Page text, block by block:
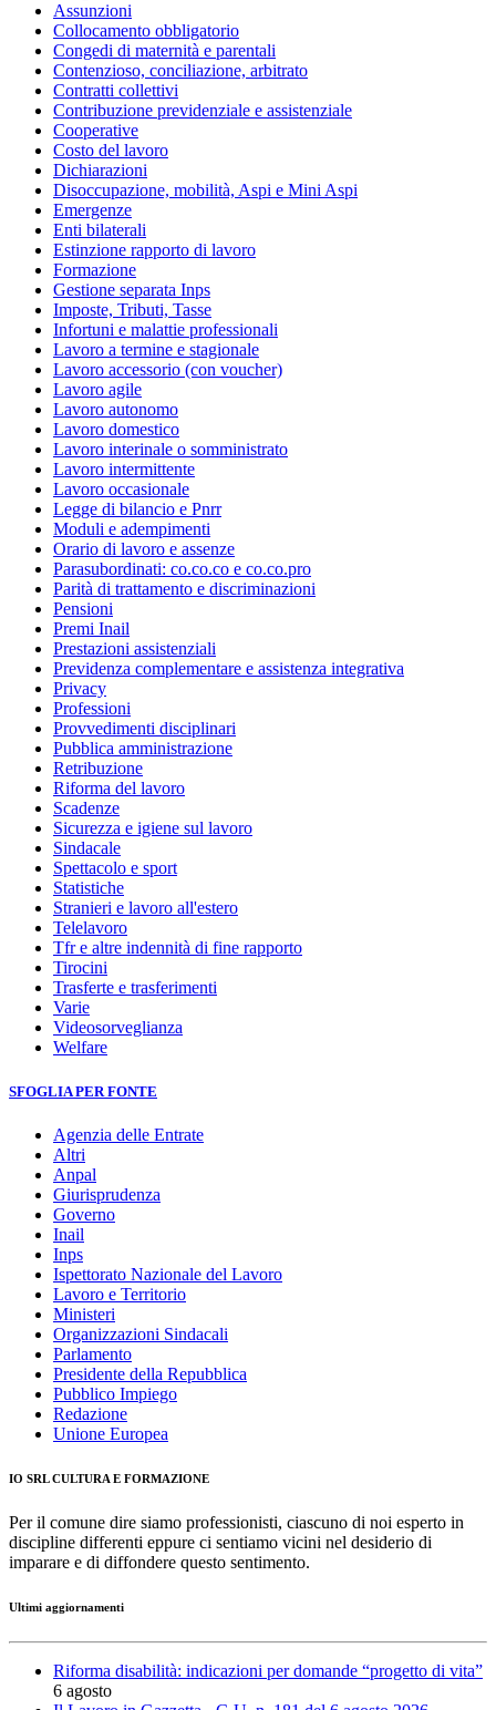
Assunzioni
Collocamento obbligatorio
Congedi di maternità e parentali
Contenzioso, conciliazione, arbitrato
Contratti collettivi
Contribuzione previdenziale e assistenziale
Cooperative
Costo del lavoro
Dichiarazioni
Disoccupazione, mobilità, Aspi e Mini Aspi
Emergenze
Enti bilaterali
Estinzione rapporto di lavoro
Formazione
Gestione separata Inps
Imposte, Tributi, Tasse
Infortuni e malattie professionali
Lavoro a termine e stagionale
Lavoro accessorio (con voucher)
Lavoro agile
Lavoro autonomo
Lavoro domestico
Lavoro interinale o somministrato
Lavoro intermittente
Lavoro occasionale
Legge di bilancio e Pnrr
Moduli e adempimenti
Orario di lavoro e assenze
Parasubordinati: co.co.co e co.co.pro
Parità di trattamento e discriminazioni
Pensioni
Premi Inail
Prestazioni assistenziali
Previdenza complementare e assistenza integrativa
Privacy
Professioni
Provvedimenti disciplinari
Pubblica amministrazione
Retribuzione
Riforma del lavoro
Scadenze
Sicurezza e igiene sul lavoro
Sindacale
Spettacolo e sport
Statistiche
Stranieri e lavoro all'estero
Telelavoro
Tfr e altre indennità di fine rapporto
Tirocini
Trasferte e trasferimenti
Varie
Videosorveglianza
Welfare
SFOGLIA PER FONTE
Agenzia delle Entrate
Altri
Anpal
Giurisprudenza
Governo
Inail
Inps
Ispettorato Nazionale del Lavoro
Lavoro e Territorio
Ministeri
Organizzazioni Sindacali
Parlamento
Presidente della Repubblica
Pubblico Impiego
Redazione
Unione Europea
IO SRL CULTURA E FORMAZIONE
Per il comune dire siamo professionisti, ciascuno di noi esperto in
discipline differenti eppure ci sentiamo vicini nel desiderio di
imparare e di diffondere questo sentimento.
Ultimi aggiornamenti
Riforma disabilità: indicazioni per domande “progetto di vita”
6 agosto